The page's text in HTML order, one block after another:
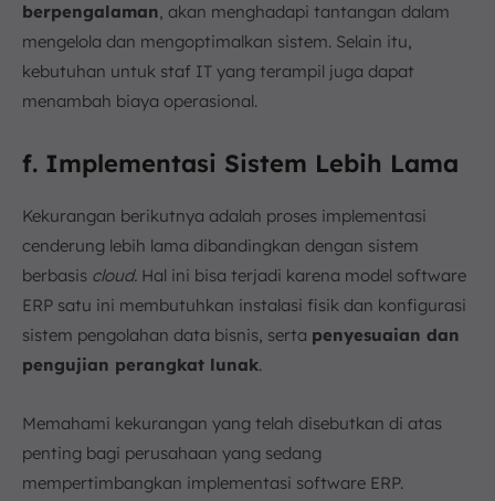
berpengalaman, akan menghadapi tantangan dalam
mengelola dan mengoptimalkan sistem. Selain itu,
kebutuhan untuk staf IT yang terampil juga dapat
menambah biaya operasional.
f. Implementasi Sistem Lebih Lama
Kekurangan berikutnya adalah proses implementasi
cenderung lebih lama dibandingkan dengan sistem
berbasis cloud. Hal ini bisa terjadi karena model software
ERP satu ini membutuhkan instalasi fisik dan konfigurasi
sistem pengolahan data bisnis, serta penyesuaian dan
pengujian perangkat lunak.
Memahami kekurangan yang telah disebutkan di atas
penting bagi perusahaan yang sedang
mempertimbangkan implementasi software ERP.